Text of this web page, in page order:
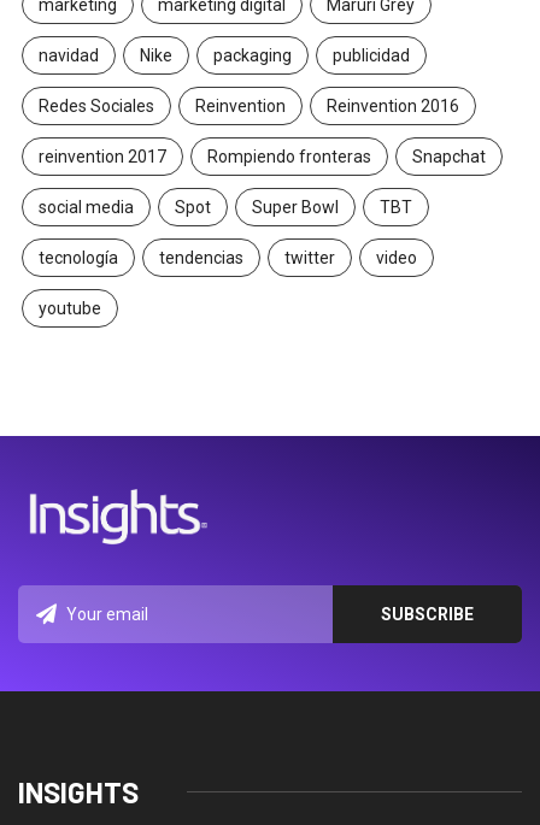
marketing marketing digital Maruri Grey
navidad Nike packaging publicidad
Redes Sociales Reinvention Reinvention 2016
reinvention 2017 Rompiendo fronteras Snapchat
social media Spot Super Bowl TBT
tecnología tendencias twitter video
youtube
INSIGHTS